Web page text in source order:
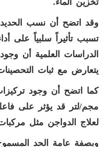
تسبب تأثيراً سلبياً على
الدراسات العلمية أن وجود
يتعارض مع ثبات
مجم/لتر قد يؤثر على
لعلاج الدواجن مثل
وبصفة عامة الحد